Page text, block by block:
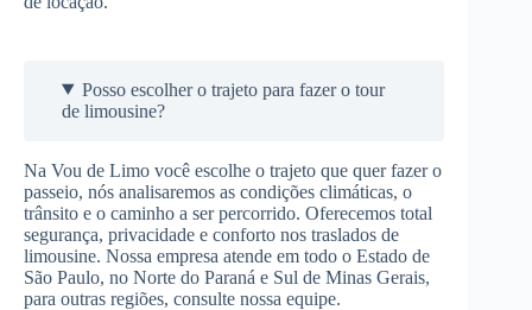
Posso escolher o trajeto para fazer o tour
de limousine?
Na Vou de Limo você escolhe o trajeto que quer fazer o
passeio, nós analisaremos as condições climáticas, o
trânsito e o caminho a ser percorrido. Oferecemos total
segurança, privacidade e conforto nos traslados de
limousine. Nossa empresa atende em todo o Estado de
São Paulo, no Norte do Paraná e Sul de Minas Gerais,
para outras regiões, consulte nossa equipe.